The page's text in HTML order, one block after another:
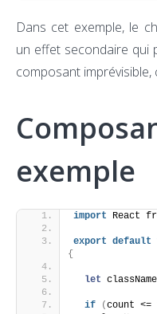
Dans cet exemple, le
un effet secondaire qui
composant
exemple
import React
export default
{
let
if (count <=